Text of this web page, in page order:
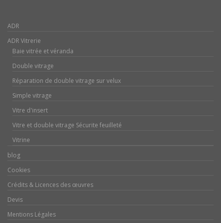
ADR
ADR Vitrerie
Baie vitrée et véranda
Double vitrage
Réparation de double vitrage sur velux
Simple vitrage
Vitre d'insert
Vitre et double vitrage Sécurite feuilleté
Vitrine
blog
Cookies
Crédits & Licences des œuvres
Devis
Mentions Légales